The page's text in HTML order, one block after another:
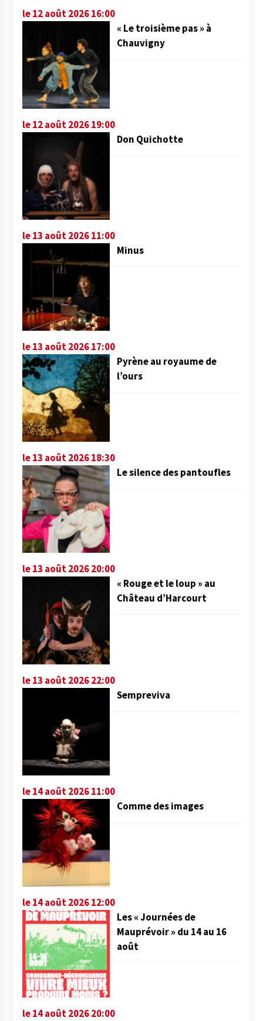
le 12 août 2026 16:00
« Le troisième pas » à
Chauvigny
le 12 août 2026 19:00
Don Quichotte
le 13 août 2026 11:00
Minus
le 13 août 2026 17:00
Pyrène au royaume de
l’ours
le 13 août 2026 18:30
Le silence des pantoufles
le 13 août 2026 20:00
« Rouge et le loup » au
Château d’Harcourt
le 13 août 2026 22:00
Sempreviva
le 14 août 2026 11:00
Comme des images
le 14 août 2026 12:00
Les « Journées de
Mauprévoir » du 14 au 16
août
le 14 août 2026 20:00